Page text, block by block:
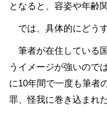
となると、容姿や年齢
では、具体的にどう
筆者が在住している
うイメージが強いので
に10年間で一度も筆者
罪、怪我に巻き込まれ